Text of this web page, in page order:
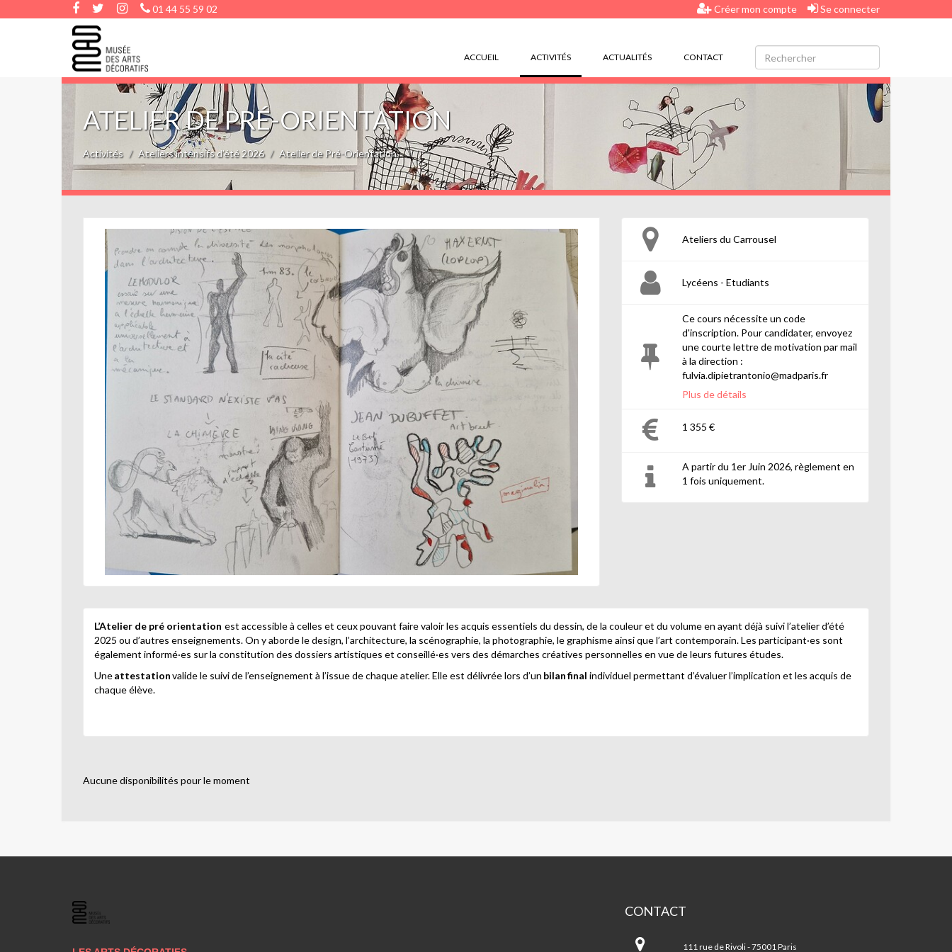
01 44 55 59 02 Créer mon compte Se connecter
ACCUEIL ACTIVITÉS(CURRENT)ACTUALITÉS CONTACT
ATELIER DE PRÉ-ORIENTATION
Activités Ateliers intensifs d’été 2026 Atelier de Pré-Orientation
Ateliers du Carrousel
Lycéens - Etudiants
Ce cours nécessite un code
d'inscription. Pour candidater, envoyez
une courte lettre de motivation par mail
à la direction :
fulvia.dipietrantonio@madparis.fr
Plus de détails
1 355 €
A partir du 1er Juin 2026, règlement en
1 fois uniquement.
L’Atelier de pré orientation est accessible à celles et ceux pouvant faire valoir les acquis essentiels du dessin, de la couleur et du volume en ayant déjà suivi l’atelier d’été
2025 ou d’autres enseignements. On y aborde le design, l’architecture, la scénographie, la photographie, le graphisme ainsi que l’art contemporain. Les participant·es sont
également informé·es sur la constitution des dossiers artistiques et conseillé·es vers des démarches créatives personnelles en vue de leurs futures études.
Uneattestationvalide le suivi de l’enseignement à l’issue de chaque atelier. Elle est délivrée lors d’un bilan final individuel permettant d’évaluer l’implication et les acquis de
chaque élève.
Aucune disponibilités pour le moment
LES
ARTS
CONTACT
Arts
111 rue de Rivoli - 75001 Paris